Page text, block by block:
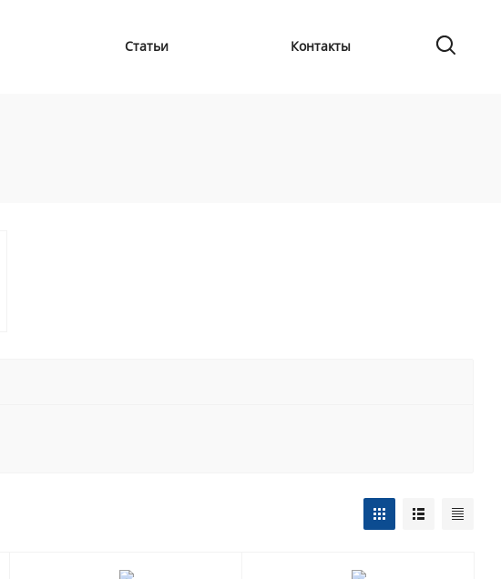
Статьи Контакты